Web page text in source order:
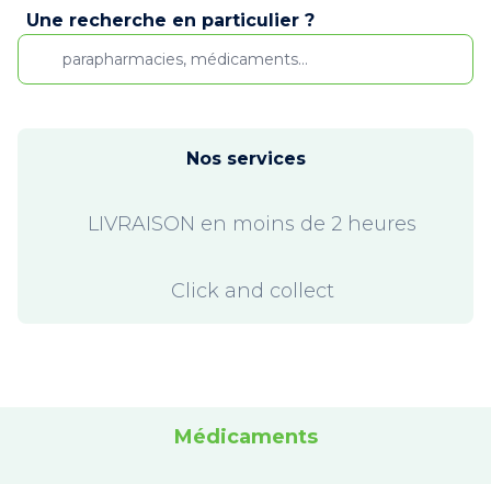
Une recherche en particulier ?
Nos services
LIVRAISON en moins de 2 heures
Click and collect
Médicaments